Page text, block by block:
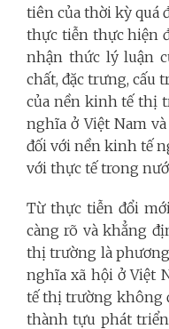
tiên của thời kỳ quá
thực tiễn thực hiện
nhận thức lý luận
chất, đặc trưng, cấu
của nền kinh tế thị
nghĩa ở Việt Nam
đối với nền kinh tế
với thực tế trong
Từ thực tiễn đổi
càng rõ và khẳng
thị trường là
nghĩa xã hội ở Việt
tế thị trường không
thành tựu phát